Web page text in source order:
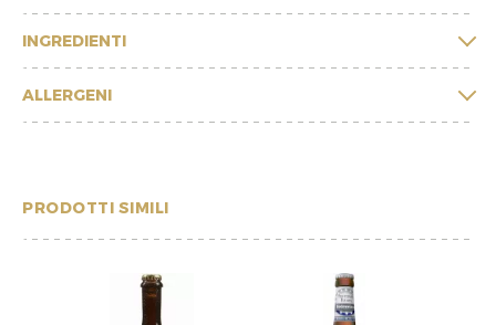
INGREDIENTI
ALLERGENI
PRODOTTI SIMILI